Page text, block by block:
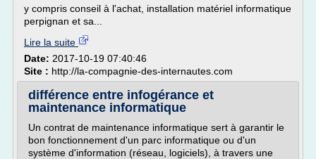
y compris conseil à l'achat, installation matériel informatique
perpignan et sa...
Lire la suite
Date: 2017-10-19 07:40:46
Site : http://la-compagnie-des-internautes.com
différence entre infogérance et
maintenance informatique
Un contrat de maintenance informatique sert à garantir le
bon fonctionnement d'un parc informatique ou d'un
système d'information (réseau, logiciels), à travers une